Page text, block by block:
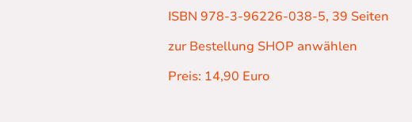
ISBN 978-3-96226-038-5, 39 Seiten
zur Bestellung SHOP anwählen
Preis: 14,90 Euro